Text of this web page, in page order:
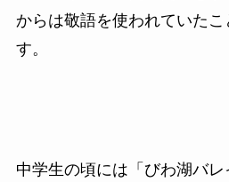
からは敬語を使われていたこ
す。
中学生の頃には「びわ湖バ